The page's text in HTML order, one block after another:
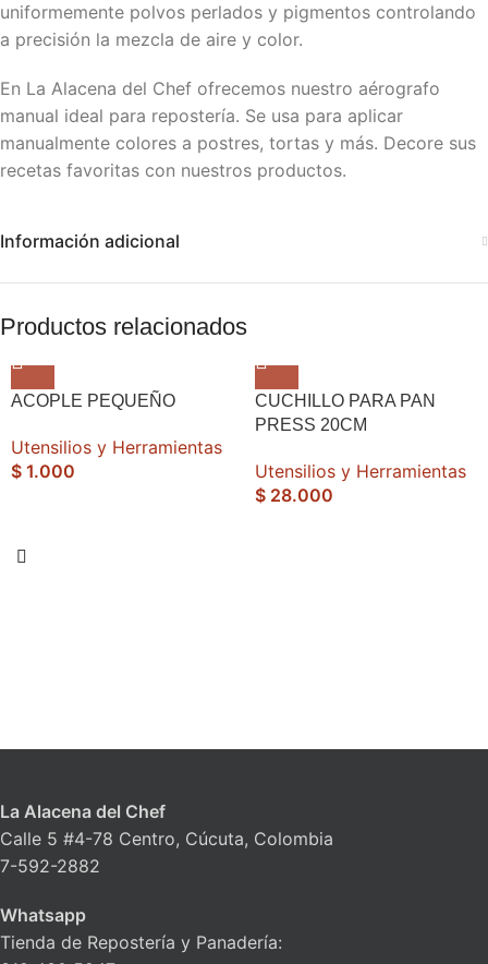
uniformemente polvos perlados y pigmentos controlando
a precisión la mezcla de aire y color.
En La Alacena del Chef ofrecemos nuestro aérografo
manual ideal para repostería. Se usa para aplicar
manualmente colores a postres, tortas y más. Decore sus
recetas favoritas con nuestros productos.
Información adicional
Productos relacionados
ACOPLE PEQUEÑO
Utensilios y Herramientas
$ 1.000
CUCHILLO PARA PAN
PRESS 20CM
Utensilios y Herramientas
$ 28.000
La Alacena del Chef
Calle 5 #4-78 Centro, Cúcuta, Colombia
7-592-2882
Whatsapp
Tienda de Repostería y Panadería: